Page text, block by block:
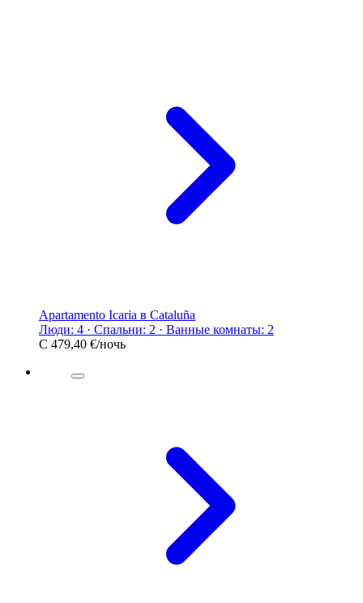
Apartamento Icaria в Cataluña
Люди: 4 · Спальни: 2 · Ванные комнаты: 2
С 479,40 €/ночь